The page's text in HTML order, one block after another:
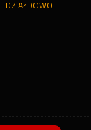
DZIAŁDOWO